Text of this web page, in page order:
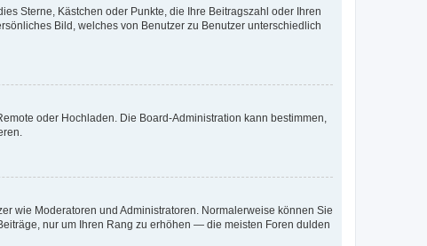
Sterne, Kästchen oder Punkte, die Ihre Beitragszahl oder Ihren
Bild, welches von Benutzer zu Benutzer unterschiedlich
oder Hochladen. Die Board-Administration kann bestimmen,
wie Moderatoren und Administratoren. Normalerweise können Sie
nur um Ihren Rang zu erhöhen — die meisten Foren dulden